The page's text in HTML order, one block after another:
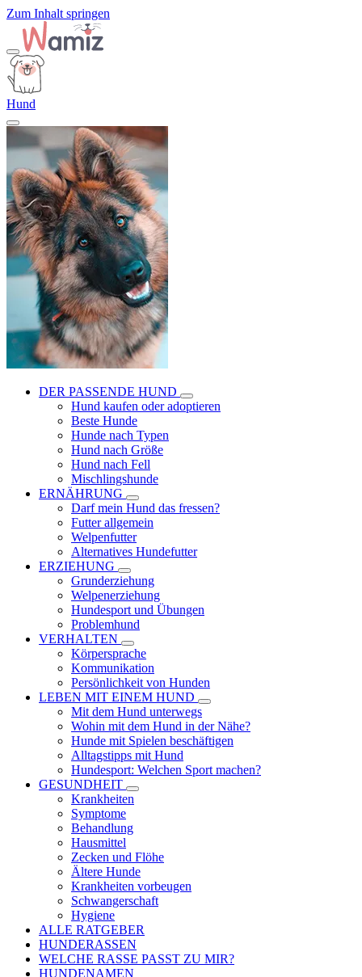
Zum Inhalt springen
Hund
DER PASSENDE HUND
Hund kaufen oder adoptieren
Beste Hunde
Hunde nach Typen
Hund nach Größe
Hund nach Fell
Mischlingshunde
ERNÄHRUNG
Darf mein Hund das fressen?
Futter allgemein
Welpenfutter
Alternatives Hundefutter
ERZIEHUNG
Grunderziehung
Welpenerziehung
Hundesport und Übungen
Problemhund
VERHALTEN
Körpersprache
Kommunikation
Persönlichkeit von Hunden
LEBEN MIT EINEM HUND
Mit dem Hund unterwegs
Wohin mit dem Hund in der Nähe?
Hunde mit Spielen beschäftigen
Alltagstipps mit Hund
Hundesport: Welchen Sport machen?
GESUNDHEIT
Krankheiten
Symptome
Behandlung
Hausmittel
Zecken und Flöhe
Ältere Hunde
Krankheiten vorbeugen
Schwangerschaft
Hygiene
ALLE RATGEBER
HUNDERASSEN
WELCHE RASSE PASST ZU MIR?
HUNDENAMEN